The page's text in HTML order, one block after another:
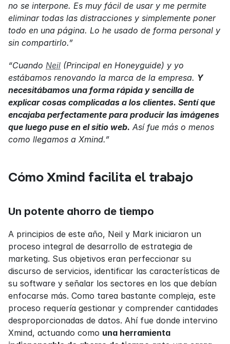
no se interpone. Es muy fácil de usar y me permite
eliminar todas las distracciones y simplemente poner
todo en una página. Lo he usado de forma personal y
sin compartirlo.”
“Cuando Neil (Principal en Honeyguide) y yo
estábamos renovando la marca de la empresa. Y
necesitábamos una forma rápida y sencilla de
explicar cosas complicadas a los clientes. Sentí que
encajaba perfectamente para producir las imágenes
que luego puse en el sitio web. Así fue más o menos
como llegamos a Xmind.”
Cómo Xmind facilita el trabajo
Un potente ahorro de tiempo
A principios de este año, Neil y Mark iniciaron un
proceso integral de desarrollo de estrategia de
marketing. Sus objetivos eran perfeccionar su
discurso de servicios, identificar las características de
su software y señalar los sectores en los que debían
enfocarse más. Como tarea bastante compleja, este
proceso requería gestionar y comprender cantidades
desproporcionadas de datos. Ahí fue donde intervino
Xmind, actuando como una herramienta